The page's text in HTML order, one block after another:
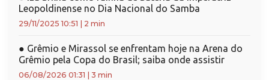
Leopoldinense no Dia Nacional do Samba
29/11/2025 10:51 2 min
● Grêmio e Mirassol se enfrentam hoje na Arena do
Grêmio pela Copa do Brasil; saiba onde assistir
06/08/2026 01:31 3 min